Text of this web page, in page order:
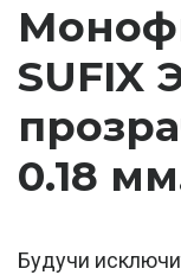
SUFIX
0.18
Будучи